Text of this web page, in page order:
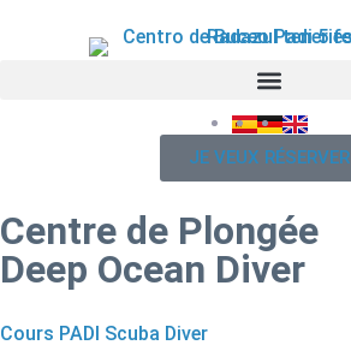
JE VEUX RÉSERVER
Centre de Plongée
Deep Ocean Diver
Cours PADI Scuba Diver